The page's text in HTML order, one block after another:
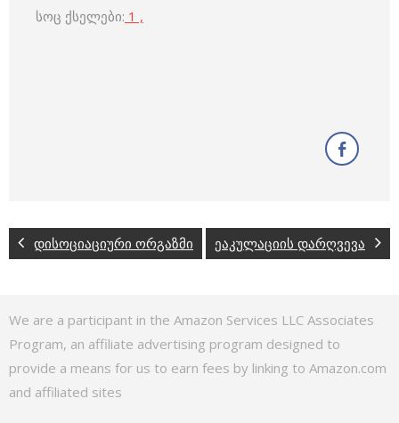
სოც ქსელები: 1 ,
დისოციაციური ორგაზმი ეაკულაციის დარღვევა
We are a participant in the Amazon Services LLC Associates
Program, an affiliate advertising program designed to
provide a means for us to earn fees by linking to Amazon.com
and affiliated sites